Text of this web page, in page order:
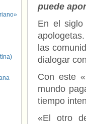
puede
En el siglo
las
dialogar
Con este
mundo
tiempo
«El otro